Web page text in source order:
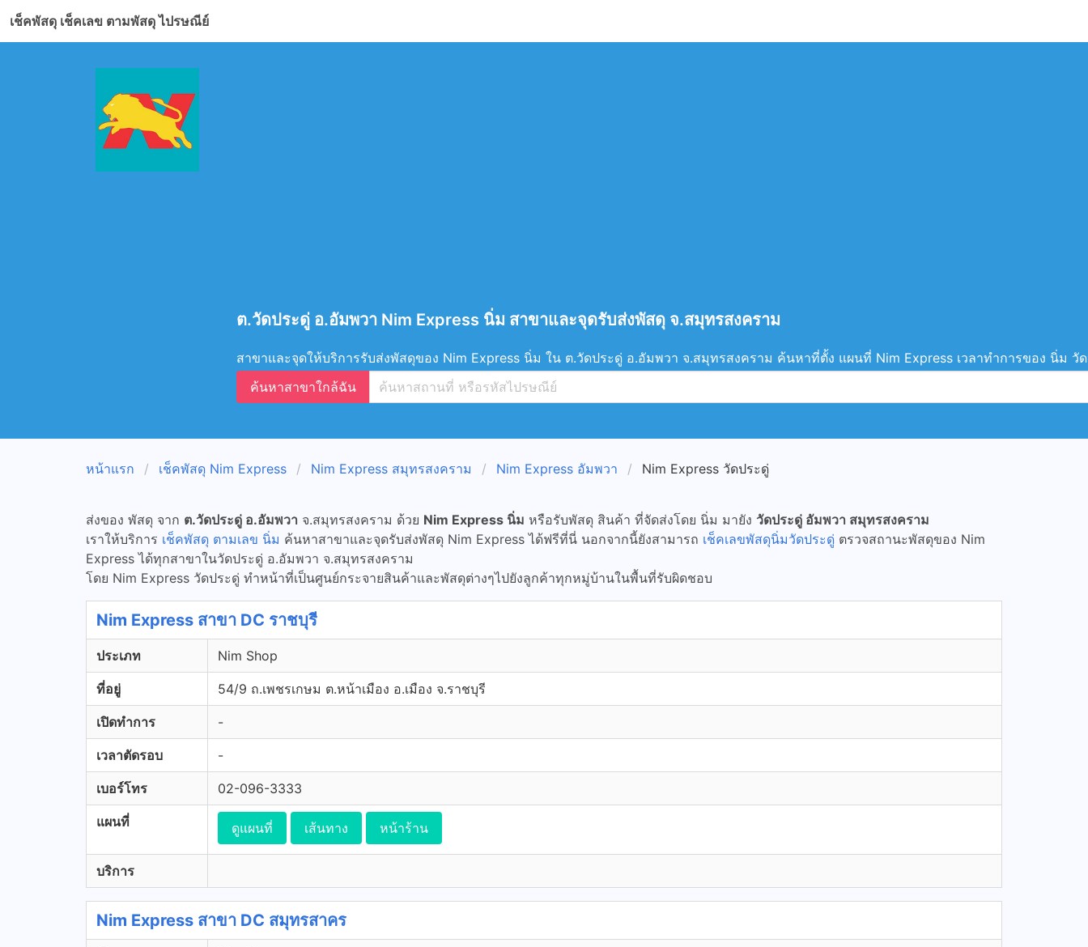
เช็คพัสดุ เช็คเลข ตามพัสดุ ไปรษณีย์
ต.วัดประดู่ อ.อัมพวา Nim Express นิ่ม สาขาและจุดรับส่งพัสดุ จ.สมุทรสงคราม
สาขาและจุดให้บริการรับส่งพัสดุของ Nim Express นิ่ม ใน ต.วัดประดู่ อ.อัมพวา จ.สมุทรสงคราม ค้นหาที่ตั้ง แผนที่ Nim Express เวลาทำการของ นิ่ม วั
ค้นหาสาขาใกล้ฉัน
หน้าแรก เช็คพัสดุ Nim Express Nim Express สมุทรสงคราม Nim Express อัมพวา Nim Express วัดประดู่
ส่งของ พัสดุ จาก ต.วัดประดู่ อ.อัมพวา จ.สมุทรสงคราม ด้วย Nim Express นิ่ม หรือรับพัสดุ สินค้า ที่จัดส่งโดย นิ่ม มายัง วัดประดู่ อัมพวา สมุทรสงคราม
เราให้บริการ เช็คพัสดุ ตามเลข นิ่ม ค้นหาสาขาและจุดรับส่งพัสดุ Nim Express ได้ฟรีที่นี่ นอกจากนี้ยังสามารถ เช็คเลขพัสดุนิ่มวัดประดู่ ตรวจสถานะพัสดุของ Nim
Express ได้ทุกสาขาในวัดประดู่ อ.อัมพวา จ.สมุทรสงคราม
โดย Nim Express วัดประดู่ ทำหน้าที่เป็นศูนย์กระจายสินค้าและพัสดุต่างๆไปยังลูกค้าทุกหมู่บ้านในพื้นที่รับผิดชอบ
Nim Express สาขา DC ราชบุรี
ประเภท Nim Shop
ที่อยู่ 54/9 ถ.เพชรเกษม ต.หน้าเมือง อ.เมือง จ.ราชบุรี
เปิดทำการ -
เวลาตัดรอบ -
เบอร์โทร 02-096-3333
แผนที่ ดูแผนที่ เส้นทาง หน้าร้าน
บริการ
Nim Express สาขา DC สมุทรสาคร